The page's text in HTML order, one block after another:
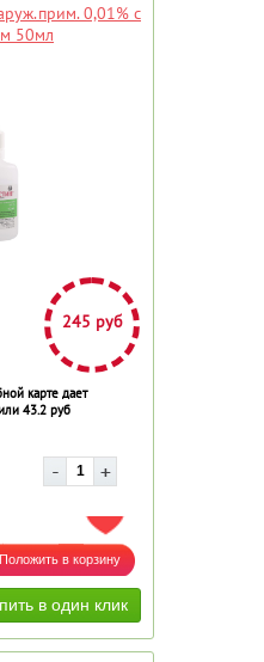
0,01% c
50мл
245 руб
карте дает
43.2 руб
ДОБАВИТЬ В ИЗБРАННОЕ